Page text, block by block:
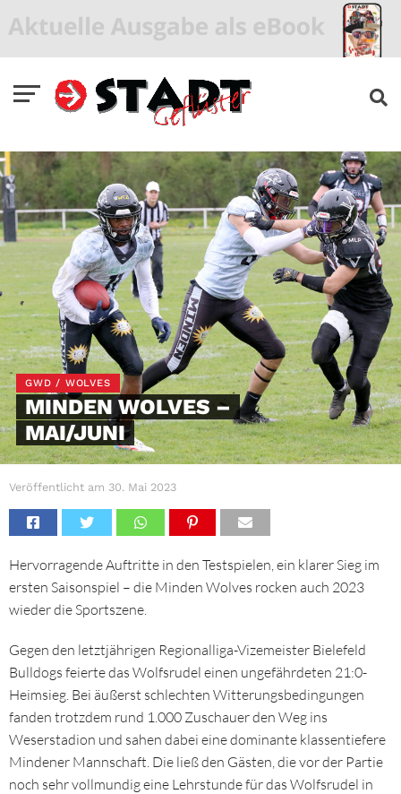
GWD / WOLVES
MINDEN WOLVES –
MAI/JUNI
Veröffentlicht am 30. Mai 2023
Hervorragende Auftritte in den Testspielen, ein klarer Sieg im
ersten Saisonspiel – die Minden Wolves rocken auch 2023
wieder die Sportszene.
Gegen den letztjährigen Regionalliga-Vizemeister Bielefeld
Bulldogs feierte das Wolfsrudel einen ungefährdeten 21:0-
Heimsieg. Bei äußerst schlechten Witterungsbedingungen
fanden trotzdem rund 1.000 Zuschauer den Weg ins
Weserstadion und sahen dabei eine dominante klassentiefere
Mindener Mannschaft. Die ließ den Gästen, die vor der Partie
noch sehr vollmundig eine Lehrstunde für das Wolfsrudel in